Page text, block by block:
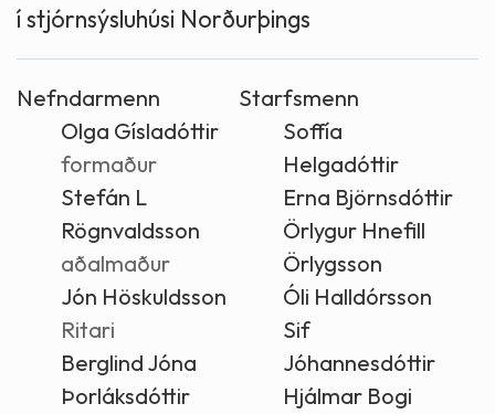
í stjórnsýsluhúsi Norðurþings
Nefndarmenn
Olga Gísladóttir
formaður
Stefán L
Rögnvaldsson
aðalmaður
Jón Höskuldsson
Ritari
Berglind Jóna
Þorláksdóttir
Starfsmenn
Soffía
Helgadóttir
Erna Björnsdóttir
Örlygur Hnefill
Örlygsson
Óli Halldórsson
Sif
Jóhannesdóttir
Hjálmar Bogi